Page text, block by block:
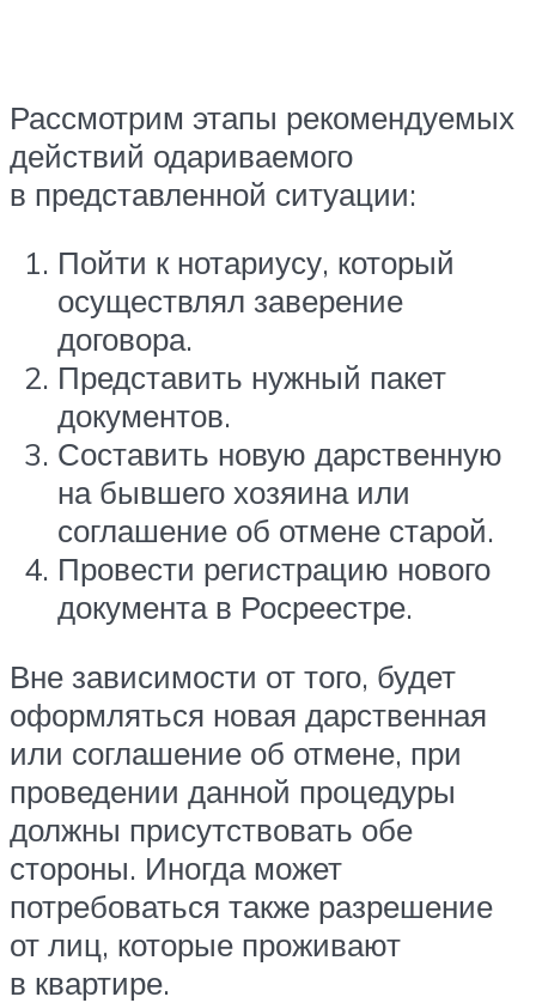
Рассмотрим этапы рекомендуемых
действий одариваемого
в представленной ситуации:
Пойти к нотариусу, который
осуществлял заверение
договора.
Представить нужный пакет
документов.
Составить новую дарственную
на бывшего хозяина или
соглашение об отмене старой.
Провести регистрацию нового
документа в Росреестре.
Вне зависимости от того, будет
оформляться новая дарственная
или соглашение об отмене, при
проведении данной процедуры
должны присутствовать обе
стороны. Иногда может
потребоваться также разрешение
от лиц, которые проживают
в квартире.